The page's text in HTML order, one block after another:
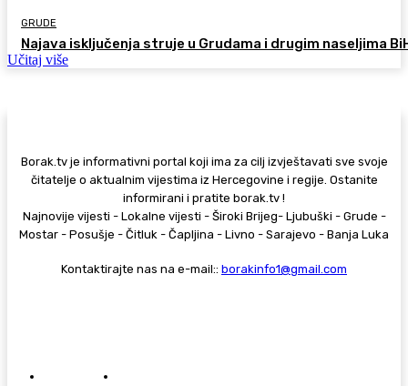
GRUDE
Najava isključenja struje u Grudama i drugim naseljima
Učitaj više
Borak.tv je informativni portal koji ima za cilj izvještavati sve svoje
čitatelje o aktualnim vijestima iz Hercegovine i regije. Ostanite
informirani i pratite borak.tv !
Najnovije vijesti - Lokalne vijesti - Široki Brijeg- Ljubuški - Grude -
Mostar - Posušje - Čitluk - Čapljina - Livno - Sarajevo - Banja Luka
Kontaktirajte nas na e-mail:: borakinfo1@gmail.com